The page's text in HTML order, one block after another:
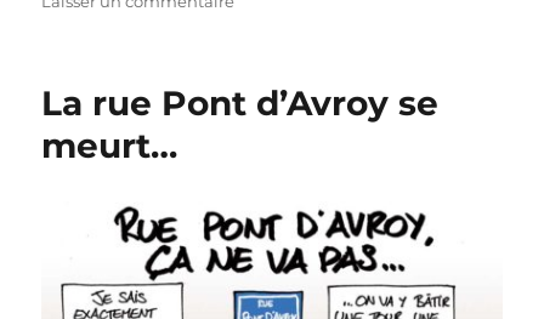
D1
La rue Pont d’Avroy se
meurt…